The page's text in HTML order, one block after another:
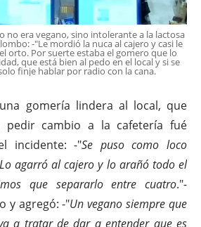
no era vegano, sino intolerante a la lactosa
-"Le mordió la nuca al cajero y casi le
orto. Por suerte estaba el gomero que lo
que está bien al pedo en el local y si se
finje hablar por radio con la cana.
gomería lindera al local, que
cambio a la cafetería fué
incidente: -"Se puso como loco
agarró al cajero y lo arañó todo el
que separarlo entre cuatro."-
y agregó: -"Un vegano siempre que
a tratar de dar a entender que es